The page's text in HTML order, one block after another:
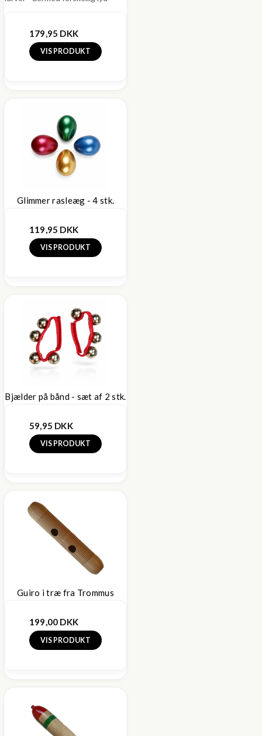
179,95 DKK
VIS PRODUKT
Glimmer rasleæg - 4 stk.
119,95 DKK
VIS PRODUKT
Bjælder på bånd - sæt af 2 stk.
59,95 DKK
VIS PRODUKT
Guiro i træ fra Trommus
199,00 DKK
VIS PRODUKT